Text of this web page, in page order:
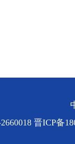
晋ICP备